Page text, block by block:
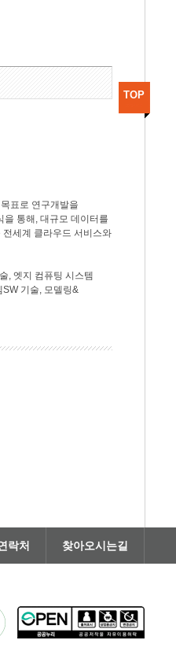
표로 연구개발을
을 통해, 대규모 데이터를
세계 클라우드 서비스와
, 엣지 컴퓨팅 시스템
기술, 모델링&
TOP
락처 찾아오시는길